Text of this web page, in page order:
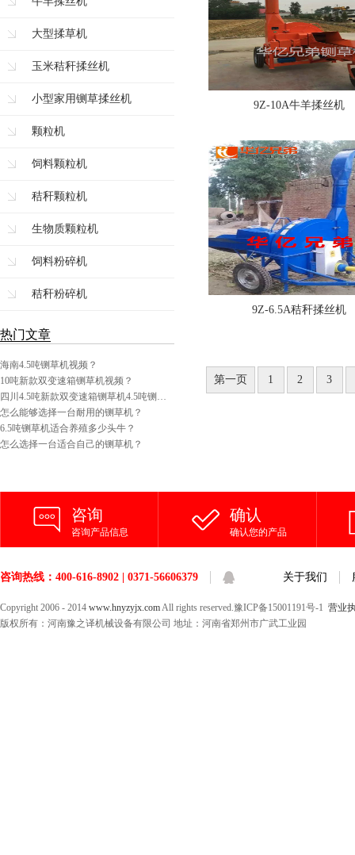
9Z-10A牛羊揉丝机
9Z-6.5A秸秆揉丝机
第一页 1 2 3
大型揉草机
玉米秸秆揉丝机
小型家用铡草揉丝机
颗粒机
饲料颗粒机
秸秆颗粒机
生物质颗粒机
饲料粉碎机
秸秆粉碎机
热门文章
海南4.5吨铡草机视频？
10吨新款双变速箱铡草机视频？
四川4.5吨新款双变速箱铡草机4.5吨铡…
怎么能够选择一台耐用的铡草机？
6.5吨铡草机适合养殖多少头牛？
怎么选择一台适合自己的铡草机？
咨询
咨询产品信息
确认
确认您的产品
咨询热线：400-616-8902 | 0371-56606379 关于我们
Copyright 2006 - 2014 www.hnyzyjx.comAll rights reserved.豫ICP备15001191号-1 营业
版权所有：河南豫之译机械设备有限公司 地址：河南省郑州市广武工业园